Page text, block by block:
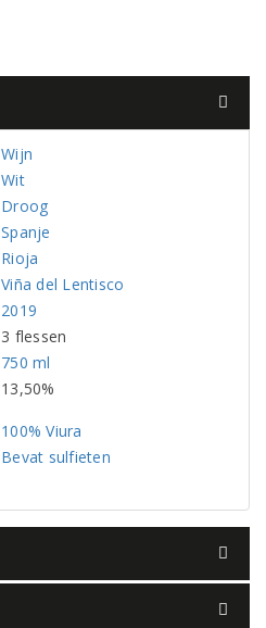
Wijn
Wit
Droog
Spanje
Rioja
Viña del Lentisco
2019
3 flessen
750 ml
13,50%
100% Viura
Bevat sulfieten